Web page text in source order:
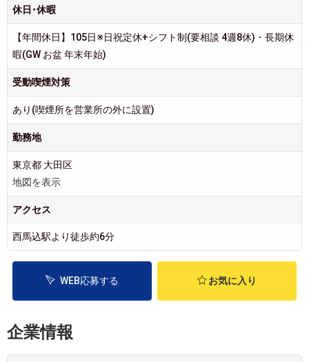
休日･休暇
【年間休日】105日※日祝定休+シフト制(要相談 4週8休)・長期休
暇(GW お盆 年末年始)
受動喫煙対策
あり(喫煙所を営業所の外に設置)
勤務地
東京都 大田区
地図を表示
アクセス
西馬込駅より徒歩約6分
WEB応募する お気に入り
企業情報